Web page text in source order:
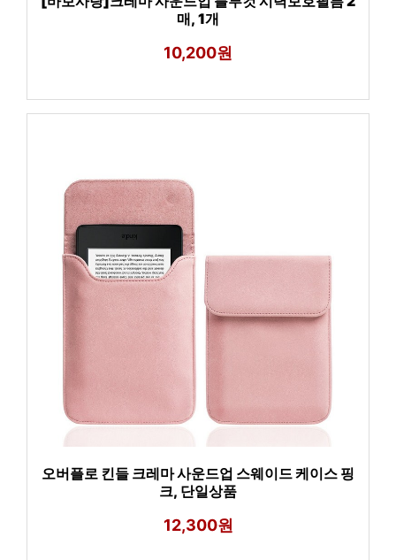
매, 1개
10,200원
오버플로 킨들 크레마 사운드업 스웨이드 케이스 핑
크, 단일상품
12,300원